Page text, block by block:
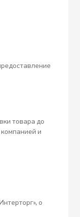
товара до
и
о